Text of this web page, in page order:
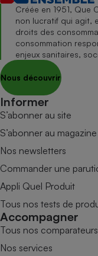
Créée en 1951, Que
non lucratif qui agit,
droits des
consommation
enjeux sanitaires,
Nous découvrir
Informer
S’abonner au site
S’abonner au magazine
Nos newsletters
Commander une
Appli Quel Produit
Tous nos tests de
Accompagner
Tous nos comparateurs
Nos services